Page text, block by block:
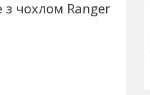
з чохлом Ranger